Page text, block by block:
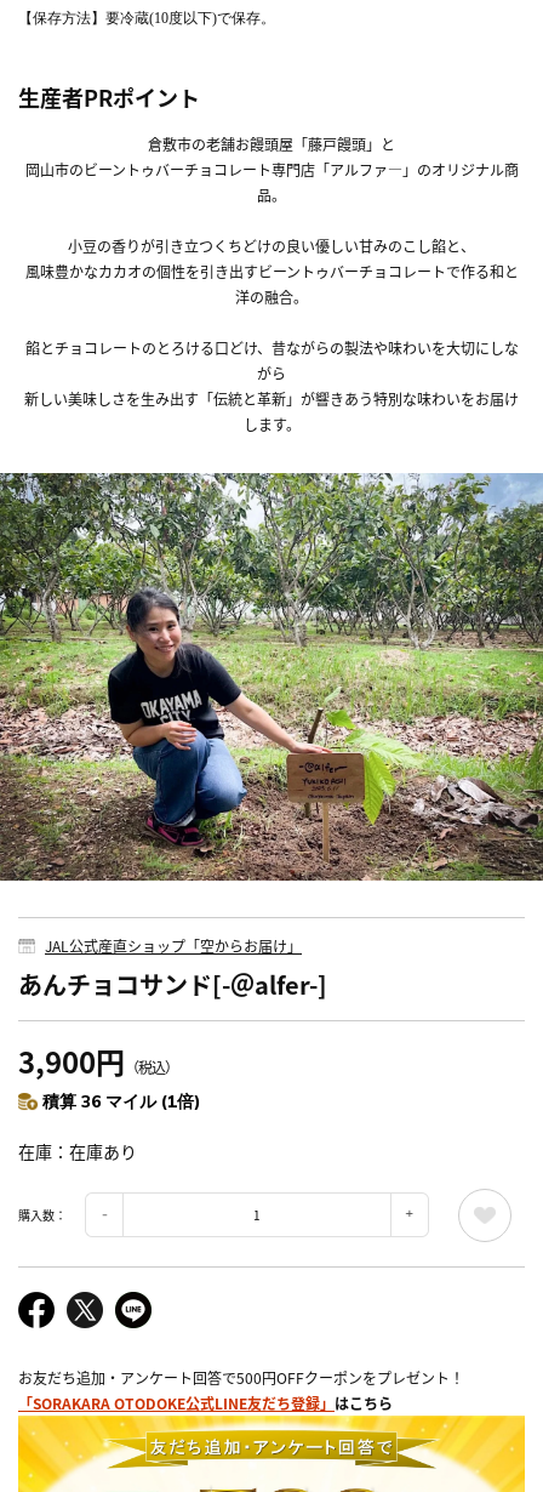
【保存方法】要冷蔵(10度以下)で保存。
生産者PRポイント
倉敷市の老舗お饅頭屋「藤戸饅頭」と
岡山市のビーントゥバーチョコレート専門店「アルファ―」のオリジナル商
品。
小豆の香りが引き立つくちどけの良い優しい甘みのこし餡と、
風味豊かなカカオの個性を引き出すビーントゥバーチョコレートで作る和と
洋の融合。
餡とチョコレートのとろける口どけ、昔ながらの製法や味わいを大切にしな
がら
新しい美味しさを生み出す「伝統と革新」が響きあう特別な味わいをお届け
します。
JAL公式産直ショップ「空からお届け」
あんチョコサンド[-＠alfer-]
3,900円 （税込）
積算 36 マイル (1倍)
在庫 在庫あり
購入数：
お友だち追加・アンケート回答で500円OFFクーポンをプレゼント！
「SORAKARA OTODOKE公式LINE友だち登録」 はこちら